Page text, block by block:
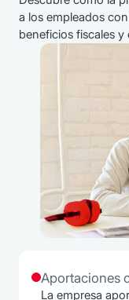
a los empleados
beneficios fiscales
Aportaciones
La empresa